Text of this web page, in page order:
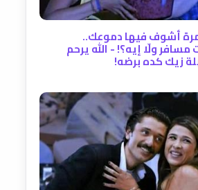
أشوف فيها دموعك..
مسافر ولّا إيه؟! - الله يرحم
زيك كده برضه!